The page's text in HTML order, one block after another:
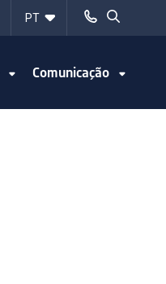
Comunicação